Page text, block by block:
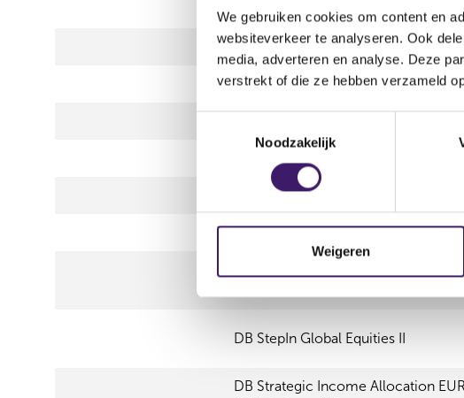
We gebruiken cookies om content en
websiteverkeer te analyseren. Ook
media, adverteren en analyse. Deze
verstrekt of die ze hebben verzameld
i
Noodzakelijk
Weigeren
DB Conservative SAA (USD) Plus
DB ESG Balanced SAA (EUR)
DB ESG Balanced SAA (EUR) Plus
DB ESG Growth SAA (EUR)
DB Growth SAA (USD)
DB StepIn Global Equities
DB StepIn Global Equities II
DB Strategic Income Allocation